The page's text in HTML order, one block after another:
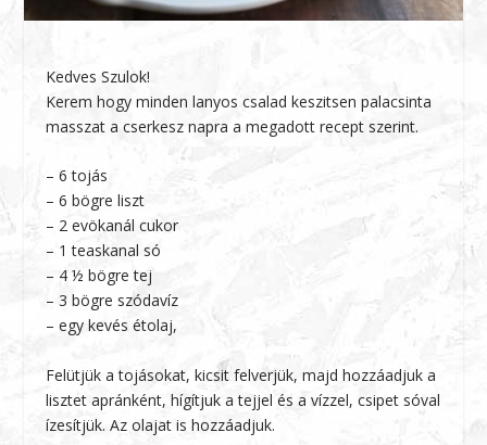
Kedves Szulok!
Kerem hogy minden lanyos csalad keszitsen palacsinta
masszat a cserkesz napra a megadott recept szerint.
– 6 tojás
– 6 bögre liszt
– 2 evökanál cukor
– 1 teaskanal só
– 4 ½ bögre tej
– 3 bögre szódavíz
– egy kevés étolaj,
Felütjük a tojásokat, kicsit felverjük, majd hozzáadjuk a
lisztet apránként, hígítjuk a tejjel és a vízzel, csipet sóval
ízesítjük. Az olajat is hozzáadjuk.